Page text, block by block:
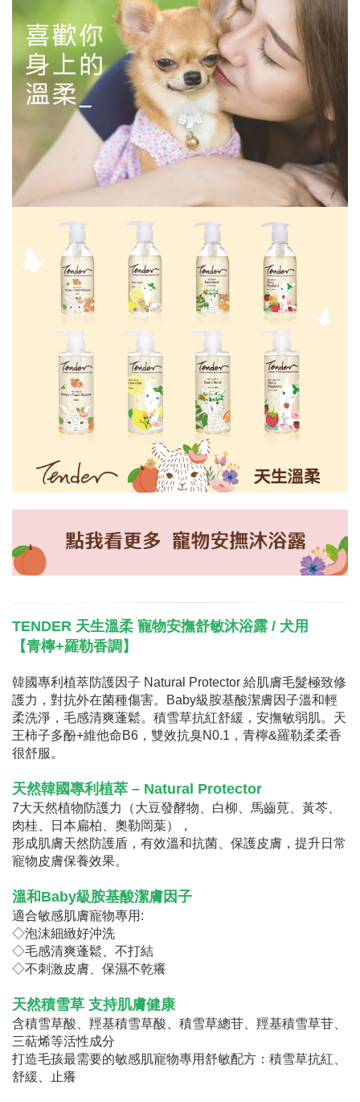
TENDER 天生溫柔 寵物安撫舒敏沐浴露 / 犬用
【青檸+羅勒香調】
韓國專利植萃防護因子 Natural Protector 給肌膚毛髮極致修
護力，對抗外在菌種傷害。Baby級胺基酸潔膚因子溫和輕
柔洗淨，毛感清爽蓬鬆。積雪草抗紅舒緩，安撫敏弱肌。天
王柿子多酚+維他命B6，雙效抗臭N0.1，青檸&羅勒柔柔香
很舒服。
天然韓國專利植萃 – Natural Protector
7大天然植物防護力（大豆發酵物、白柳、馬齒莧、黃芩、
肉桂、日本扁柏、奧勒岡葉），
形成肌膚天然防護盾，有效溫和抗菌、保護皮膚，提升日常
寵物皮膚保養效果。
溫和Baby級胺基酸潔膚因子
適合敏感肌膚寵物專用:
◇泡沫細緻好沖洗
◇毛感清爽蓬鬆、不打結
◇不刺激皮膚、保濕不乾癢
天然積雪草 支持肌膚健康
含積雪草酸、羥基積雪草酸、積雪草總苷、羥基積雪草苷、
三萜烯等活性成分
打造毛孩最需要的敏感肌寵物專用舒敏配方：積雪草抗紅、
舒緩、止癢